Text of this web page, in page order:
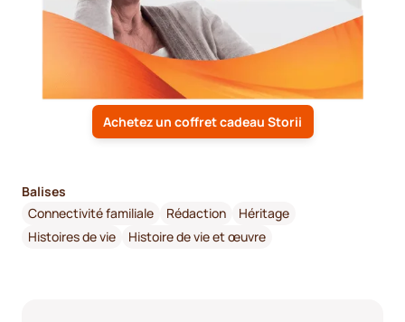
Achetez un coffret cadeau Storii
Balises
Connectivité familiale
Rédaction
Héritage
Histoires de vie
Histoire de vie et œuvre